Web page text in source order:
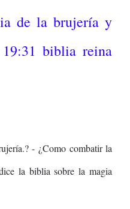
de la brujería y
biblia reina
? - ¿Como combatir la
la biblia sobre la magia